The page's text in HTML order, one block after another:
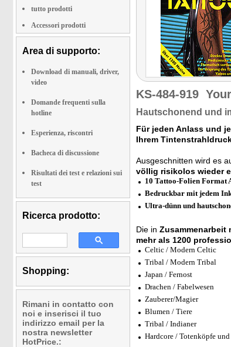
tutto prodotti
Accessori prodotti
Area di supporto:
Download di manuali, driver,
video
Domande frequenti sulla
hotline
Esperienza, riscontri
Bacheca di discussione
Risultati dei test e relazioni sui
test
Ricerca prodotto:
Shopping:
Rimani in contatto con
noi e inserisci il tuo
indirizzo email per la
nostra newsletter
HotPrice.:
KS-484-919
Hautschonend und
Für jeden Anlass und
Ihrem
Ausgeschnitten wird es
völlig risikolos wieder
10 Tattoo-Folien Format
Bedruckbar mit jedem
Ultra-dünn und
Die in Zusammenarbeit
mehr als 1200
Celtic / Modern Celtic
Tribal / Modern Tribal
Japan / Fernost
Drachen / Fabelwesen
Zauberer/Magier
Blumen / Tiere
Tribal / Indianer
Hardcore / Totenköpfe